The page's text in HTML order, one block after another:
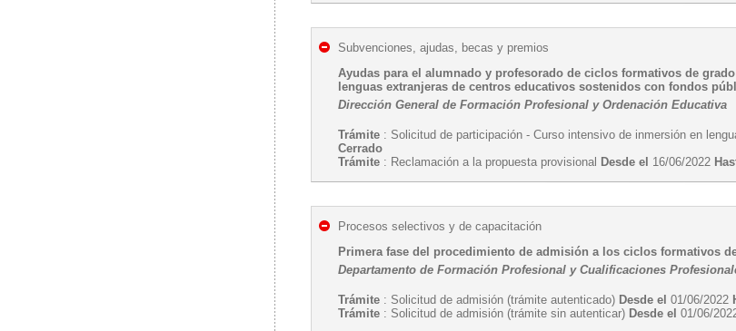
Subvenciones, ajudas, becas y premios
Ayudas para el alumnado y profesorado de ciclos formativos de
lenguas extranjeras de centros educativos sostenidos con fondos
Dirección General de Formación Profesional y Ordenación Educativa
Trámite : Solicitud de participación - Curso intensivo de inmersión en
Cerrado
Trámite : Reclamación a la propuesta provisional Desde el 16/06/2022
Procesos selectivos y de capacitación
Primera fase del procedimiento de admisión a los ciclos formativos
Departamento de Formación Profesional y Cualificaciones
Trámite : Solicitud de admisión (trámite autenticado) Desde el 01/06/2022
Trámite : Solicitud de admisión (trámite sin autenticar) Desde el 01/06/